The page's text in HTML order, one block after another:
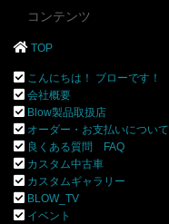
コンテンツ
TOP
こんにちは！ ブローです！
会社概要
Blow製品取扱店
オーダー・お支払いについて
良くある質問 FAQ
カスタム中古車
カスタムギャラリー
BLOW_TV
イベント